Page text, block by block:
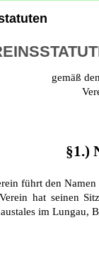
gemäß
§1.)
führt den
hat seinen
im Lungau,